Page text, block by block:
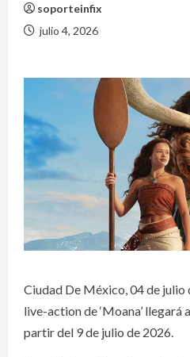
soporteinfix
julio 4, 2026
Ciudad De México, 04 de julio
live-action de ‘Moana’ llegará
partir del 9 de julio de 2026.